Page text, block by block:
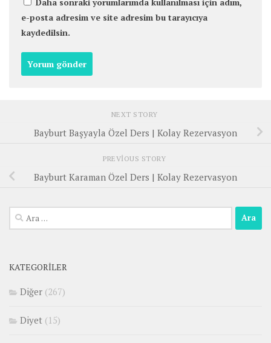
e-posta adresim ve site adresim bu tarayıcıya
kaydedilsin.
NEXT STORY
Bayburt Başyayla Özel Ders | Kolay Rezervasyon
PREVIOUS STORY
Bayburt Karaman Özel Ders | Kolay Rezervasyon
Arama:
KATEGORILER
Diğer (267)
Diyet (15)